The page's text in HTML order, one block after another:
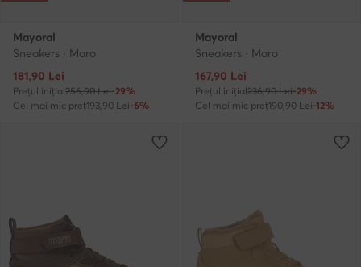
Mayoral
Sneakers · Maro
Prețul actual
181,90 Lei
Prețul inițial256,90 Lei-29%
Cel mai mic preț193,90 Lei-6%
Mayoral
Sneakers · Maro
Prețul actual
167,90 Lei
Prețul inițial236,90 Lei-29%
Cel mai mic preț190,90 Lei-12%